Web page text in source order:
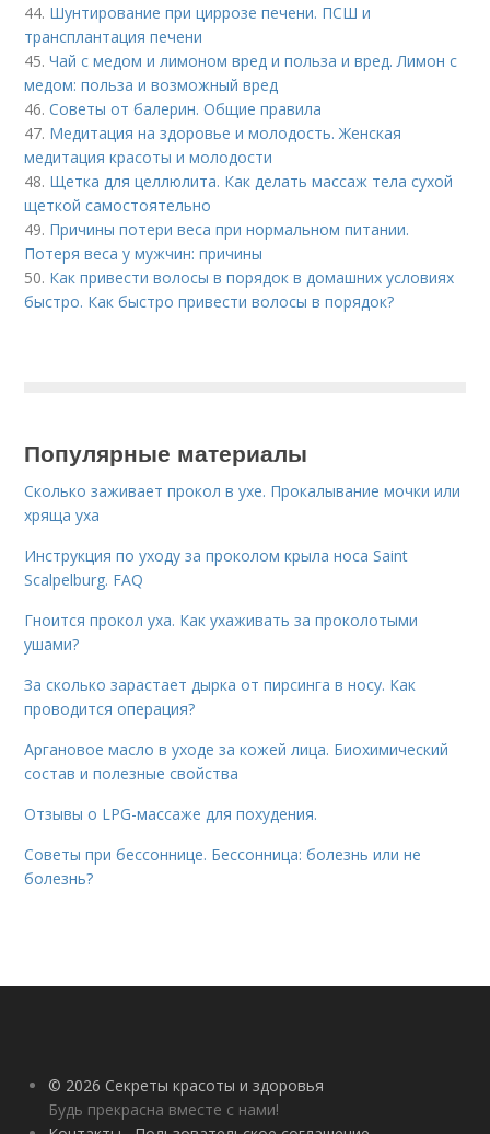
44. Шунтирование при циррозе печени. ПСШ и
трансплантация печени
45.Чай с медом и лимоном вред и польза и вред. Лимон с
медом: польза и возможный вред
46.Советы от балерин. Общие правила
47. Медитация на здоровье и молодость. Женская
медитация красоты и молодости
48. Щетка для целлюлита. Как делать массаж тела сухой
щеткой самостоятельно
49. Причины потери веса при нормальном питании.
Потеря веса у мужчин: причины
50. Как привести волосы в порядок в домашних условиях
быстро. Как быстро привести волосы в порядок?
Популярные материалы
Сколько заживает прокол в ухе. Прокалывание мочки или
хряща уха
Инструкция по уходу за проколом крыла носа Saint
Scalpelburg. FAQ
Гноится прокол уха. Как ухаживать за проколотыми
ушами?
За сколько зарастает дырка от пирсинга в носу. Как
проводится операция?
Аргановое масло в уходе за кожей лица. Биохимический
состав и полезные свойства
Отзывы о LPG-массаже для похудения.
Советы при бессоннице. Бессонница: болезнь или не
болезнь?
© 2026 Секреты красоты и здоровья
Будь прекрасна вместе с нами!